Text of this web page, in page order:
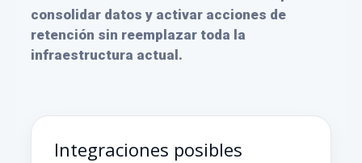
consolidar datos y activar acciones de
retención sin reemplazar toda la
infraestructura actual.
Integraciones posibles